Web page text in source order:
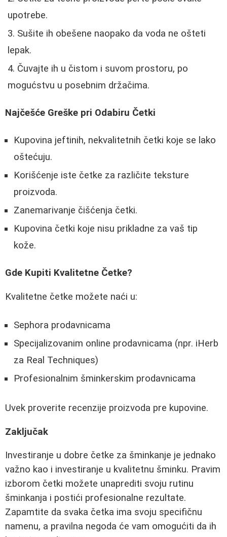
upotrebe.
Sušite ih obešene naopako da voda ne ošteti
lepak.
Čuvajte ih u čistom i suvom prostoru, po
mogućstvu u posebnim držačima.
Najčešće Greške pri Odabiru Četki
Kupovina jeftinih, nekvalitetnih četki koje se lako
oštećuju.
Korišćenje iste četke za različite teksture
proizvoda.
Zanemarivanje čišćenja četki.
Kupovina četki koje nisu prikladne za vaš tip
kože.
Gde Kupiti Kvalitetne Četke?
Kvalitetne četke možete naći u:
Sephora prodavnicama
Specijalizovanim online prodavnicama (npr. iHerb
za Real Techniques)
Profesionalnim šminkerskim prodavnicama
Uvek proverite recenzije proizvoda pre kupovine.
Zaključak
Investiranje u dobre četke za šminkanje je jednako
važno kao i investiranje u kvalitetnu šminku. Pravim
izborom četki možete unaprediti svoju rutinu
šminkanja i postići profesionalne rezultate.
Zapamtite da svaka četka ima svoju specifičnu
namenu, a pravilna negoda će vam omogućiti da ih